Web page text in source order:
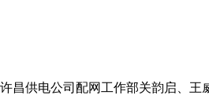
供电公司配网工作部关韵启、王